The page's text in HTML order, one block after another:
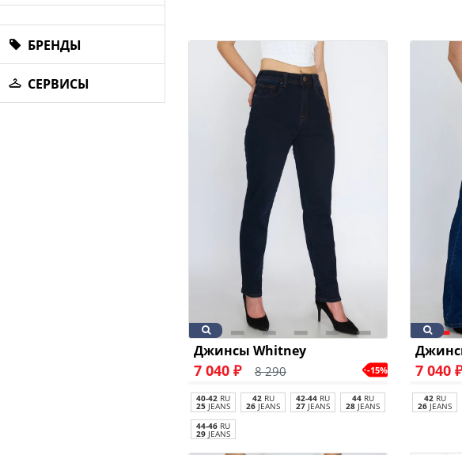
БРЕНДЫ
СЕРВИСЫ
Джинсы Whitney
7 040 ₽ 8 290 -15%
40-42 RU
25 JEANS
42RU
26 JEANS
42-44 RU
27 JEANS
44RU
28 JEANS
44-46 RU
29 JEANS
7 040 ₽
42RU
26 JEANS